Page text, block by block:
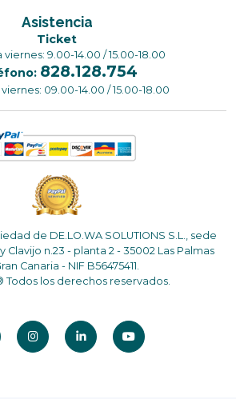
Asistencia
Ticket
viernes: 9.00-14.00 / 15.00-18.00
828.128.754
09.00-14.00 / 15.00-18.00
de DE.LO.WA SOLUTIONS S.L., sede
Clavijo n.23 - planta 2 - 35002 Las Palmas
Canaria - NIF B56475411.
Todos los derechos reservados.